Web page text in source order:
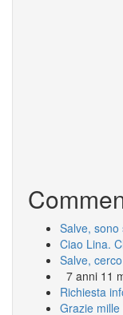
Salve, sono
Ciao Lina.
Salve,
7 anni 11
Richiesta
Grazie